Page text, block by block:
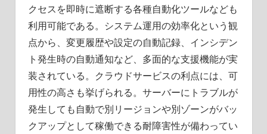
クセスを即時に遮断する各種自動化ツールなども
利用可能である。システム運用の効率化という観
点から、変更履歴や設定の自動記録、インシデン
ト発生時の自動通知など、多面的な支援機能が実
装されている。クラウドサービスの利点には、可
用性の高さも挙げられる。サーバーにトラブルが
発生しても自動で別リージョンや別ゾーンがバッ
クアップとして稼働できる耐障害性が備わってい